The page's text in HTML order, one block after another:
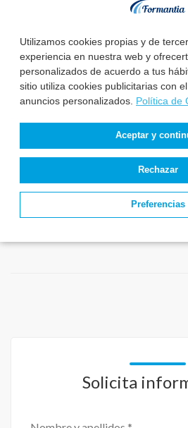
Utilizamos cookies propias y de
experiencia en nuestra web y
personalizados de acuerdo a tus
sitio utiliza cookies publicitarias con
anuncios personalizados. Política de
Aceptar y
Rechazar
Preferencias
aprueba la relaci...
Solicita